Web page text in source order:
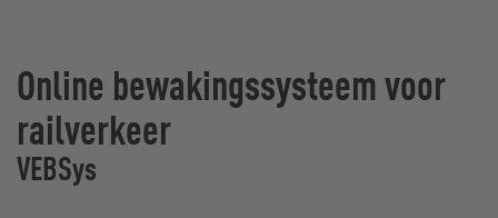
Online bewakingssysteem voor
railverkeer
VEBSys